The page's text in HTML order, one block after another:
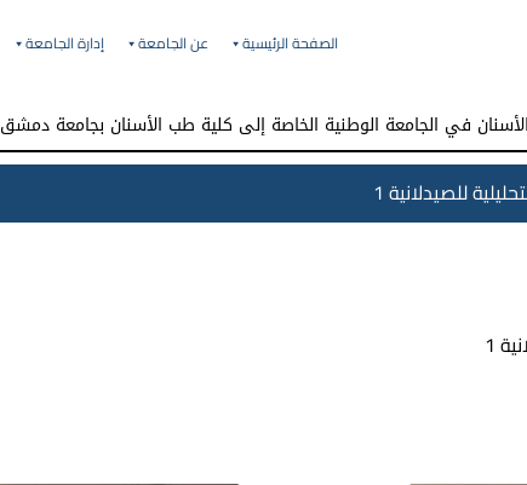
الصفحة الرئيسية عن الجامعة إدارة الجامعة
في الجامعة الوطنية الخاصة إلى كلية طب الأسنان بجامعة دمشق
للصيدلانية 1
1